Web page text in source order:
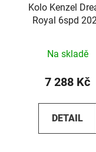
Kolo Kenzel
Royal 6spd
Na skladě
7 288 Kč
DETAIL